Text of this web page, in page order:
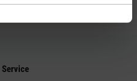
Service